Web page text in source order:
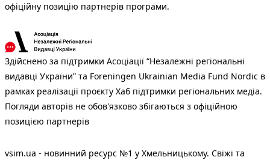
офіційну позицію партнерів програми.
Здійснено за підтримки Асоціації “Незалежні регіональні
видавці України” та Foreningen Ukrainian Media Fund Nordic в
рамках реалізації проєкту Хаб підтримки регіональних медіа.
Погляди авторів не обов'язково збігаються з офіційною
позицією партнерів
vsim.ua - новинний ресурс №1 у Хмельницькому. Свіжі та